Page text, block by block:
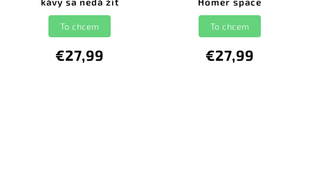
€27,99
To chcem
€27,99
To chcem